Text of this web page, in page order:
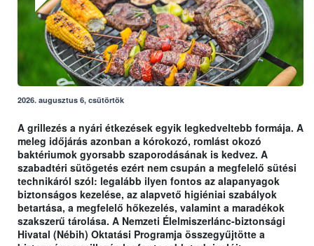
2026. augusztus 6, csütörtök
A grillezés a nyári étkezések egyik legkedveltebb formája. A
meleg időjárás azonban a kórokozó, romlást okozó
baktériumok gyorsabb szaporodásának is kedvez. A
szabadtéri sütögetés ezért nem csupán a megfelelő sütési
technikáról szól: legalább ilyen fontos az alapanyagok
biztonságos kezelése, az alapvető higiéniai szabályok
betartása, a megfelelő hőkezelés, valamint a maradékok
szakszerű tárolása. A Nemzeti Élelmiszerlánc-biztonsági
Hivatal (Nébih) Oktatási Programja összegyűjtötte a